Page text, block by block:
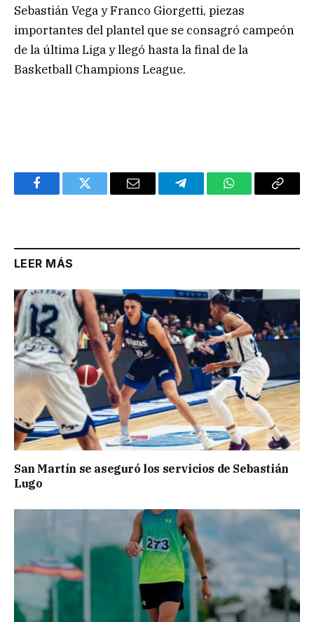
Sebastián Vega y Franco Giorgetti, piezas
importantes del plantel que se consagró campeón
de la última Liga y llegó hasta la final de la
Basketball Champions League.
FacebookTwitter Email TelegramWhatsAppCopy
LEER MÁS
San Martín se aseguró los servicios de Sebastián
Lugo